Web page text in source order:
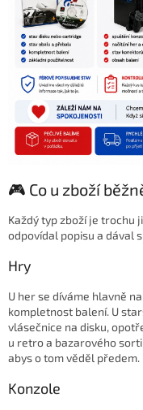
🎮 Co u zboží
Každý typ zboží je trochu
odpovídal popisu a dával
Hry
U her se díváme hlavně
kompletnost balení. U
vlásečnice na disku,
u retro a bazarového
abys o tom věděl předem.
Konzole